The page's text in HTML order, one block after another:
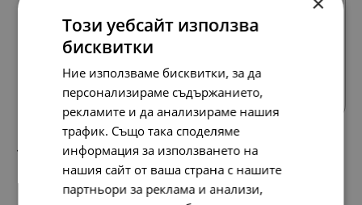
144. 74.00 €
Този уебсайт използва
бисквитки
Ние използваме бисквитки, за да
персонализираме съдържанието,
рекламите и да анализираме нашия
трафик. Също така споделяме
информация за използването на
нашия сайт от ваша страна с нашите
партньори за реклама и анализи,